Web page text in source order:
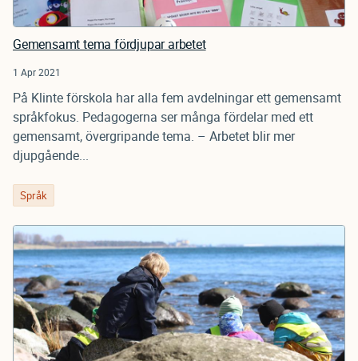
Gemensamt tema fördjupar arbetet
1 Apr 2021
På Klinte förskola har alla fem avdelningar ett gemensamt
språkfokus. Pedagogerna ser många fördelar med ett
gemensamt, övergripande tema. – Arbetet blir mer
djupgående...
Språk